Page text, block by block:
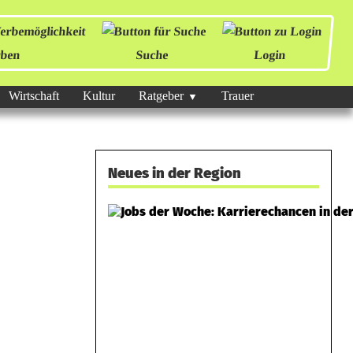
Suche Login
Wirtschaft Kultur Ratgeber Trauer
Neues in der Region